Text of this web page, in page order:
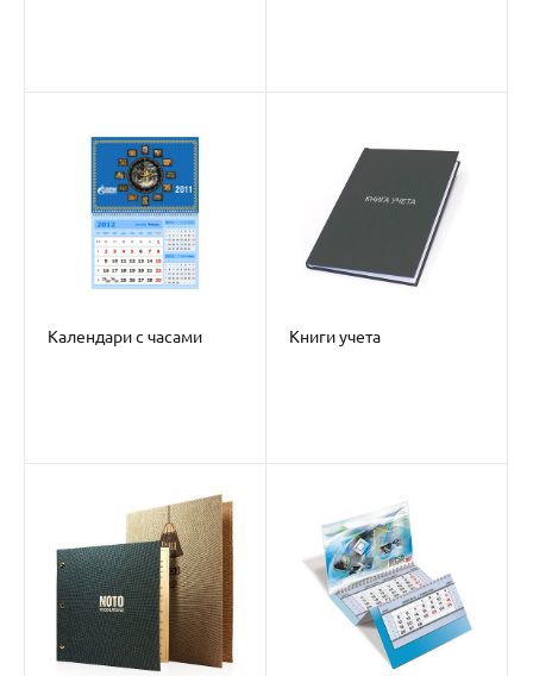
Календари с часами Книги учета